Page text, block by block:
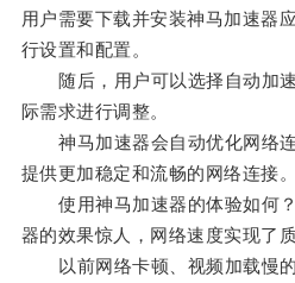
用户需要下载并安装神马加速器
行设置和配置。
随后，用户可以选择自动加速
际需求进行调整。
神马加速器会自动优化网络连
提供更加稳定和流畅的网络连接。
使用神马加速器的体验如何？
器的效果惊人，网络速度实现了质
以前网络卡顿、视频加载慢的